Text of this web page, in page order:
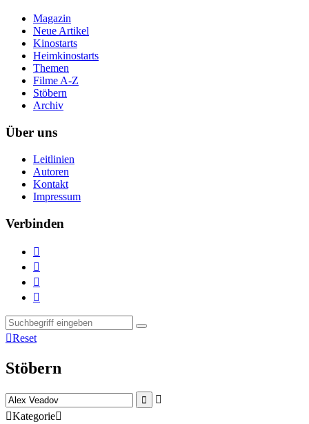
Magazin
Neue Artikel
Kinostarts
Heimkinostarts
Themen
Filme A-Z
Stöbern
Archiv
Über uns
Leitlinien
Autoren
Kontakt
Impressum
Verbinden




Reset
Stöbern


Kategorie